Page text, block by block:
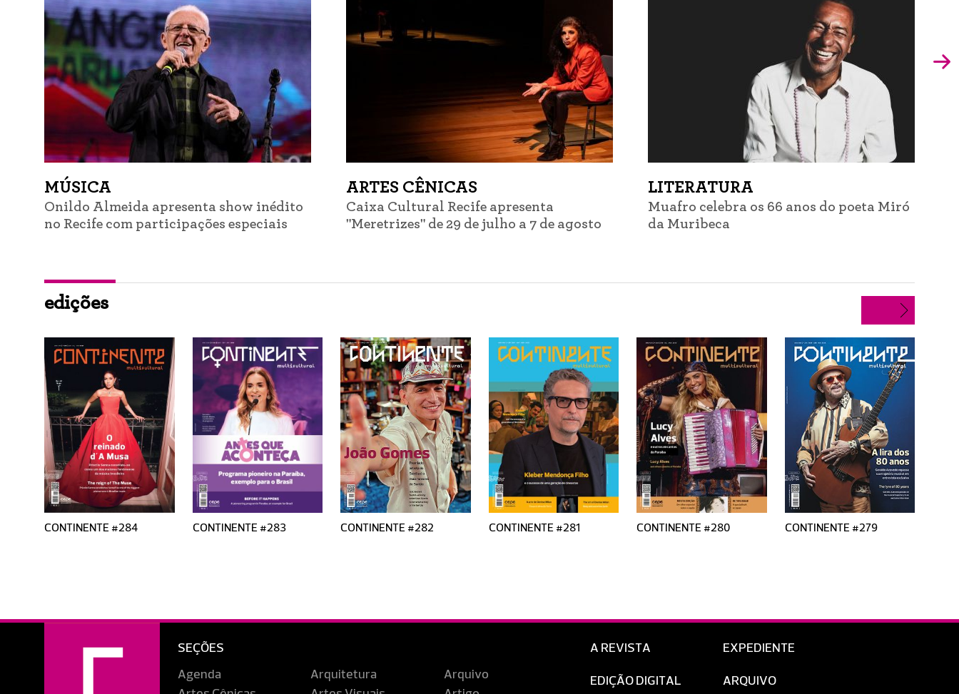
MÚSICA
Onildo Almeida apresenta show inédito
no Recife com participações especiais
ARTES CÊNICAS
Caixa Cultural Recife apresenta
"Meretrizes" de 29 de julho a 7 de agosto
LITERATURA
Muafro celebra os 66 anos do poeta Miró
da Muribeca
edições
CONTINENTE #284 CONTINENTE #283 CONTINENTE #282 CONTINENTE #281 CONTINENTE #280 CONTINENTE #279
SEÇÕES
Agenda Arquitetura
Arquivo
A REVISTA
EDIÇÃO DIGITAL
EXPEDIENTE
ARQUIVO